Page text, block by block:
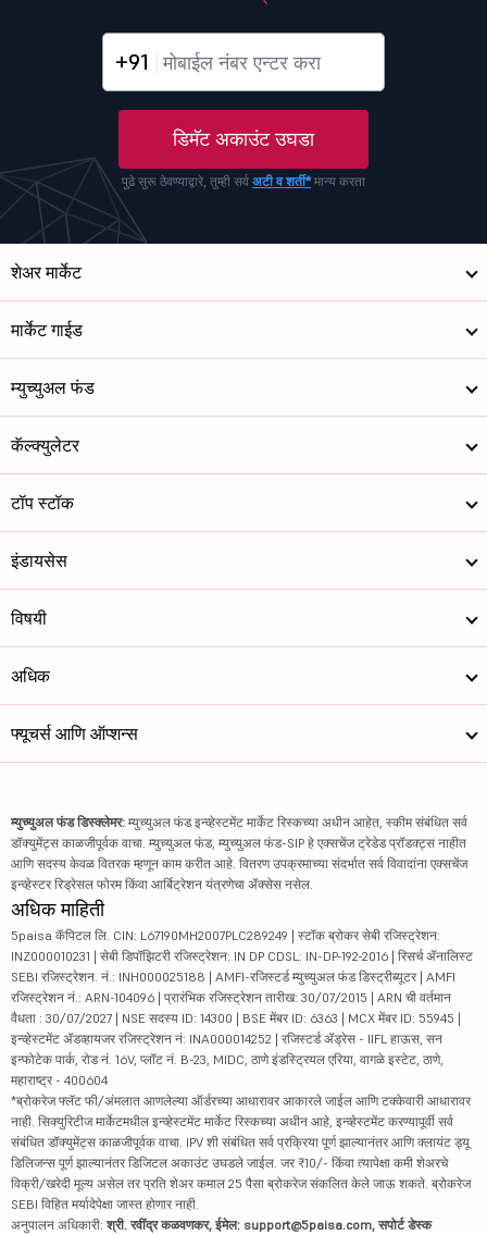
+91
डिमॅट अकाउंट उघडा
पुढे सुरू ठेवण्याद्वारे, तुम्ही सर्व अटी व शर्ती*मान्य करता
शेअर मार्केट
मार्केट गाईड
म्युच्युअल फंड
कॅल्क्युलेटर
टॉप स्टॉक
इंडायसेस
विषयी
अधिक
फ्यूचर्स आणि ऑप्शन्स
म्युच्युअल फंड डिस्क्लेमर: म्युच्युअल फंड इन्व्हेस्टमेंट मार्केट रिस्कच्या अधीन आहेत, स्कीम संबंधित सर्व
डॉक्युमेंट्स काळजीपूर्वक वाचा. म्युच्युअल फंड, म्युच्युअल फंड-SIP हे एक्सचेंज ट्रेडेड प्रॉडक्ट्स नाहीत
आणि सदस्य केवळ वितरक म्हणून काम करीत आहे. वितरण उपक्रमाच्या संदर्भात सर्व विवादांना एक्सचेंज
इन्व्हेस्टर रिड्रेसल फोरम किंवा आर्बिट्रेशन यंत्रणेचा ॲक्सेस नसेल.
अधिक माहिती
5paisa कॅपिटल लि. CIN: L67190MH2007PLC289249 | स्टॉक ब्रोकर सेबी रजिस्ट्रेशन:
INZ000010231 | सेबी डिपॉझिटरी रजिस्ट्रेशन: IN DP CDSL: IN-DP-192-2016 | रिसर्च ॲनालिस्ट
SEBI रजिस्ट्रेशन. नं.: INH000025188 | AMFI-रजिस्टर्ड म्युच्युअल फंड डिस्ट्रीब्यूटर | AMFI
रजिस्ट्रेशन नं.: ARN-104096 | प्रारंभिक रजिस्ट्रेशन तारीख: 30/07/2015 | ARN ची वर्तमान
वैधता : 30/07/2027 | NSE सदस्य ID: 14300 | BSE मेंबर ID: 6363 | MCX मेंबर ID: 55945 |
इन्व्हेस्टमेंट ॲडव्हायजर रजिस्ट्रेशन नं: INA000014252 | रजिस्टर्ड ॲड्रेस - IIFL हाऊस, सन
इन्फोटेक पार्क, रोड नं. 16V, प्लॉट नं. B-23, MIDC, ठाणे इंडस्ट्रियल एरिया, वागळे इस्टेट, ठाणे,
महाराष्ट्र - 400604
*ब्रोकरेज फ्लॅट फी/अंमलात आणलेल्या ऑर्डरच्या आधारावर आकारले जाईल आणि टक्केवारी आधारावर
नाही. सिक्युरिटीज मार्केटमधील इन्व्हेस्टमेंट मार्केट रिस्कच्या अधीन आहे, इन्व्हेस्टमेंट करण्यापूर्वी सर्व
संबंधित डॉक्युमेंट्स काळजीपूर्वक वाचा. IPV शी संबंधित सर्व प्रक्रिया पूर्ण झाल्यानंतर आणि क्लायंट ड्यू
डिलिजन्स पूर्ण झाल्यानंतर डिजिटल अकाउंट उघडले जाईल. जर ₹10/- किंवा त्यापेक्षा कमी शेअरचे
विक्री/खरेदी मूल्य असेल तर प्रति शेअर कमाल 25 पैसा ब्रोकरेज संकलित केले जाऊ शकते. ब्रोकरेज
SEBI विहित मर्यादेपेक्षा जास्त होणार नाही.
अनुपालन अधिकारी: श्री. रवींद्र कळवणकर, ईमेल: support@5paisa.com, सपोर्ट डेस्क